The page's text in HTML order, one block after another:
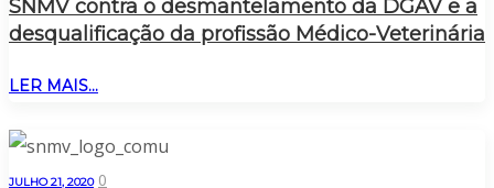
SNMV contra o desmantelamento da DGAV e a
desqualificação da profissão Médico-Veterinária
LER MAIS...
JULHO 21, 2020 0